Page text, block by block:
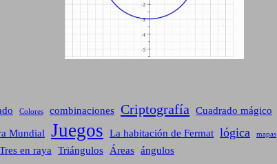
Colores combinaciones Criptografía Cuadrado mágico
Mundial Juegos La habitación de Fermat lógica mapas
Tres en raya Triángulos Áreas ángulos